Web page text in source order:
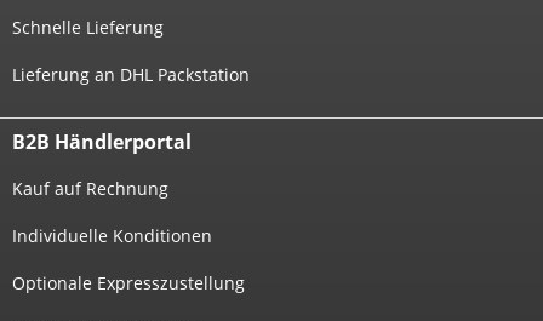
Schnelle Lieferung
Lieferung an DHL Packstation
B2B Händlerportal
Kauf auf Rechnung
Individuelle Konditionen
Optionale Expresszustellung